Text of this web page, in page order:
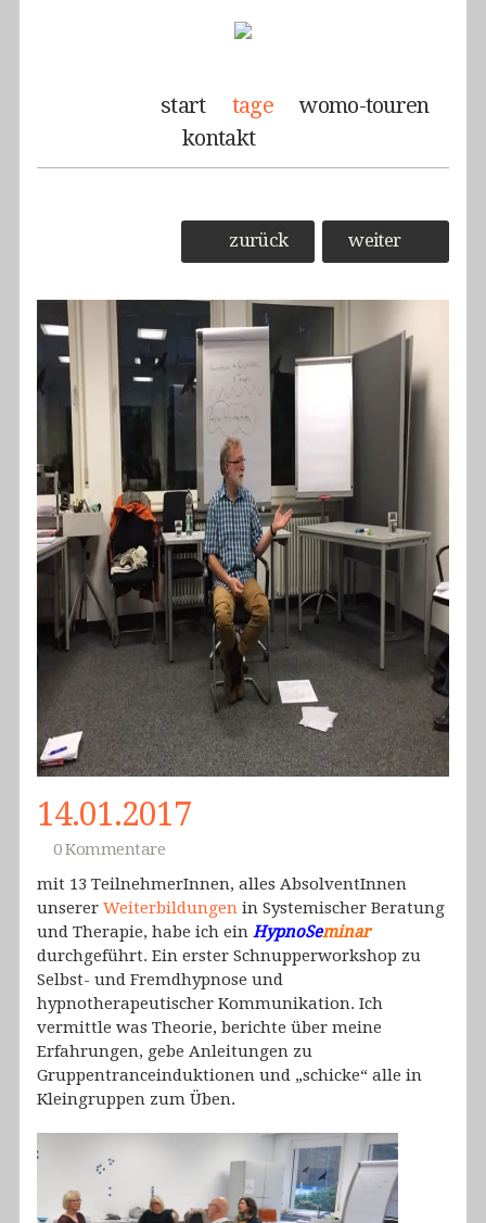
start tage
womo-touren
kontakt
weiter
zurück
14.01.2017
0 Kommentare
mit 13 TeilnehmerInnen, alles AbsolventInnen
unsererWeiterbildungen in Systemischer Beratung
und Therapie, habe ich einHypnoSeminar
durchgeführt. Ein erster Schnupperworkshop zu
Selbst- und Fremdhypnose und
hypnotherapeutischer Kommunikation. Ich
vermittle was Theorie, berichte über meine
Erfahrungen, gebe Anleitungen zu
Gruppentranceinduktionen und „schicke“ alle in
Kleingruppen zum Üben.